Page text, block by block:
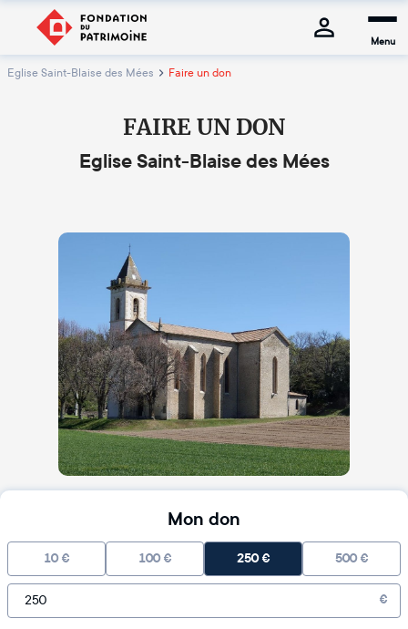
Menu
Eglise Saint-Blaise des Mées Faire un don
FAIRE UN DON
Eglise Saint-Blaise des Mées
Mon don
10 € 100 € 250€ 500 €
€